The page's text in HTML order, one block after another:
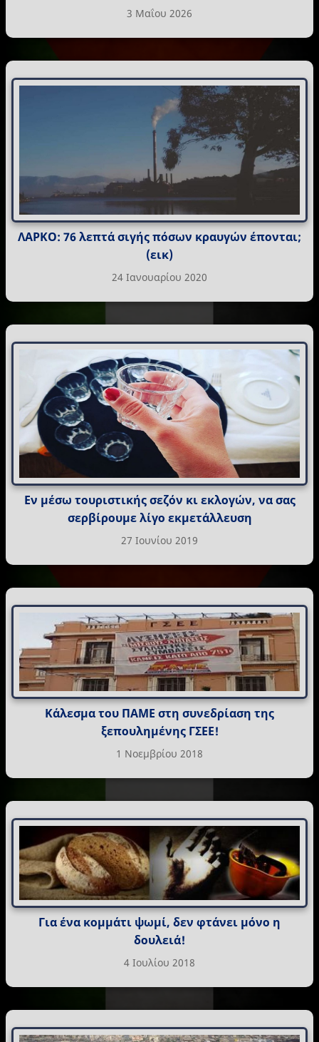
3 Μαΐου 2026
ΛΑΡΚΟ: 76 λεπτά σιγής πόσων κραυγών έπονται;
(εικ)
24 Ιανουαρίου 2020
Εν μέσω τουριστικής σεζόν κι εκλογών, να σας
σερβίρουμε λίγο εκμετάλλευση
27 Ιουνίου 2019
Κάλεσμα του ΠΑΜΕ στη συνεδρίαση της
ξεπουλημένης ΓΣΕΕ!
1 Νοεμβρίου 2018
Για ένα κομμάτι ψωμί, δεν φτάνει μόνο η
δουλειά!
4 Ιουλίου 2018